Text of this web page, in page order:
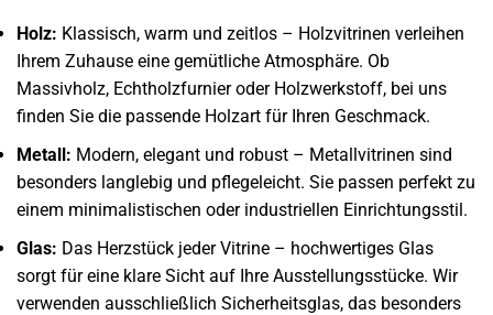
Holz: Klassisch, warm und zeitlos – Holzvitrinen verleihen
Ihrem Zuhause eine gemütliche Atmosphäre. Ob
Massivholz, Echtholzfurnier oder Holzwerkstoff, bei uns
finden Sie die passende Holzart für Ihren Geschmack.
Metall: Modern, elegant und robust – Metallvitrinen sind
besonders langlebig und pflegeleicht. Sie passen perfekt zu
einem minimalistischen oder industriellen Einrichtungsstil.
Glas: Das Herzstück jeder Vitrine – hochwertiges Glas
sorgt für eine klare Sicht auf Ihre Ausstellungsstücke. Wir
verwenden ausschließlich Sicherheitsglas, das besonders